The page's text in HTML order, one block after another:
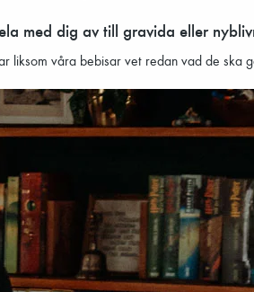
med dig av till gravida eller
liksom våra bebisar vet redan vad de ska